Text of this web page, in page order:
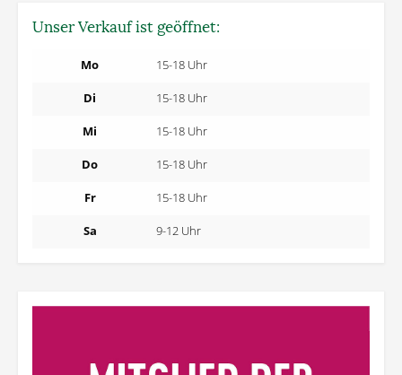
Unser Verkauf ist geöffnet:
Mo 15-18 Uhr
Di 15-18 Uhr
Mi 15-18 Uhr
Do 15-18 Uhr
Fr 15-18 Uhr
Sa 9-12 Uhr